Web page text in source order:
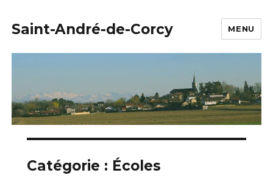
Saint-André-de-Corcy MENU
Catégorie : Écoles